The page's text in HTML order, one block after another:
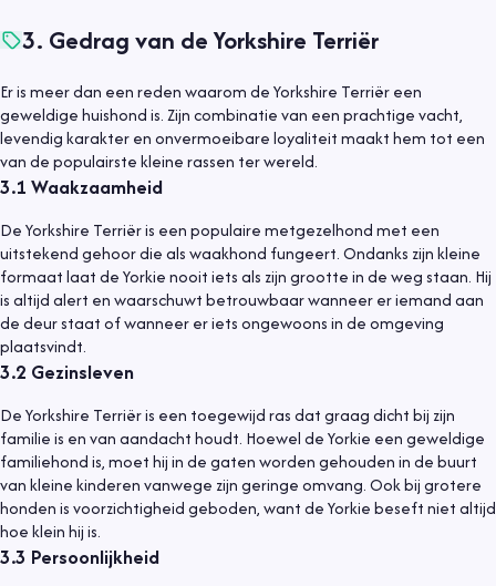
3. Gedrag van de Yorkshire Terriër
Er is meer dan een reden waarom de Yorkshire Terriër een
geweldige huishond is. Zijn combinatie van een prachtige vacht,
levendig karakter en onvermoeibare loyaliteit maakt hem tot een
van de populairste kleine rassen ter wereld.
3.1 Waakzaamheid
De Yorkshire Terriër is een populaire metgezelhond met een
uitstekend gehoor die als waakhond fungeert. Ondanks zijn kleine
formaat laat de Yorkie nooit iets als zijn grootte in de weg staan. Hij
is altijd alert en waarschuwt betrouwbaar wanneer er iemand aan
de deur staat of wanneer er iets ongewoons in de omgeving
plaatsvindt.
3.2 Gezinsleven
De Yorkshire Terriër is een toegewijd ras dat graag dicht bij zijn
familie is en van aandacht houdt. Hoewel de Yorkie een geweldige
familiehond is, moet hij in de gaten worden gehouden in de buurt
van kleine kinderen vanwege zijn geringe omvang. Ook bij grotere
honden is voorzichtigheid geboden, want de Yorkie beseft niet altijd
hoe klein hij is.
3.3 Persoonlijkheid